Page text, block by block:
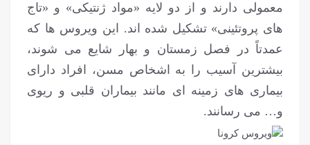
معمولی دارند و از دو لایه «مواد ژنتیکی» و «تاج
های پروتئینی» تشکیل شده اند. این ویروس ها که
عمدتاً در فصل زمستان و بهار شایع می شوند،
بیشترین آسیب را به اشخاص مسن، افراد دارای
بیماری های زمینه ای مانند بیماران قلبی و ریوی
و… می رسانند.